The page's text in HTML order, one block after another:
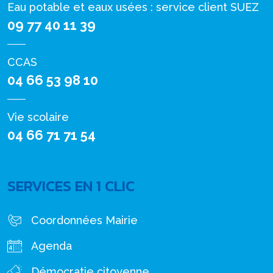
Eau potable et eaux usées : service client SUEZ
09 77 40 11 39
CCAS
04 66 53 98 10
Vie scolaire
04 66 71 71 54
SERVICES EN 1 CLIC
Coordonnées Mairie
Agenda